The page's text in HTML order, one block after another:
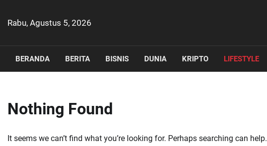
content
Rabu, Agustus 5, 2026
BERANDA BERITA BISNIS DUNIA KRIPTO LIFESTYLE
Nothing Found
It seems we can’t find what you’re looking for. Perhaps searching can help.